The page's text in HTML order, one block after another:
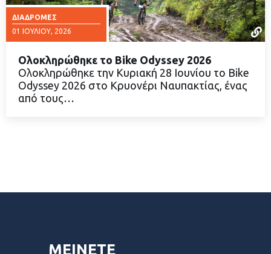
ΔΙΑΔΡΟΜΈΣ
01 ΙΟΥΛΊΟΥ, 2026
ΔΙΑΒΑΣΤΕ ΠΕΡΙΣΣΟΤΕΡΑ
Ολοκληρώθηκε το Bike Odyssey 2026
Ολοκληρώθηκε την Κυριακή 28 Ιουνίου το Bike
Odyssey 2026 στο Κρυονέρι Ναυπακτίας, ένας
από τους…
ΜΕΙΝΕΤΕ